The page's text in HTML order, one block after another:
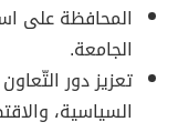
المحافظة على
الجامعة.
تعزيز دور
السياسية،